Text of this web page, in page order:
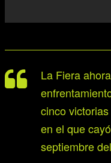
La Fiera
cinco
en el que
septiembre